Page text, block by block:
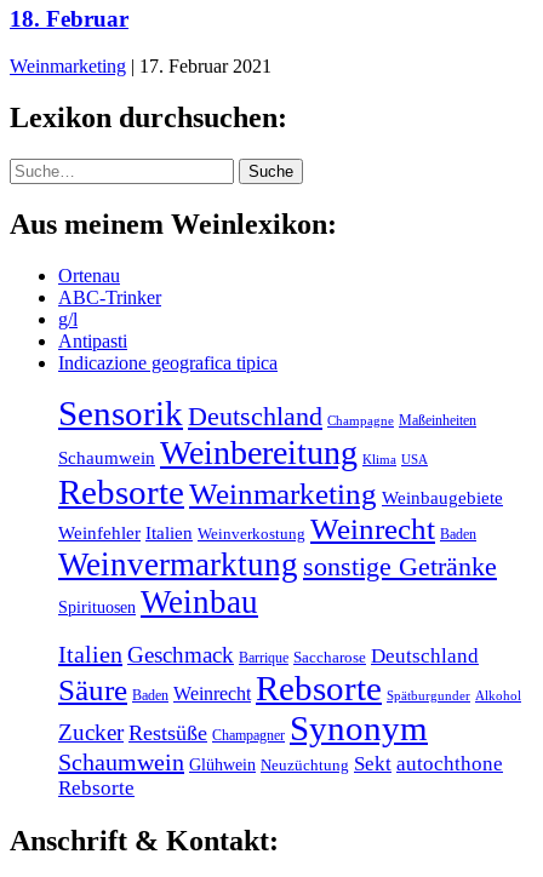
18. Februar
Weinmarketing | 17. Februar 2021
Lexikon durchsuchen:
Suche Suche
Aus meinem Weinlexikon:
Ortenau
ABC-Trinker
g/l
Antipasti
Indicazione geografica tipica
Sensorik Deutschland Champagne Maßeinheiten
Schaumwein Weinbereitung Klima USA
RebsorteWeinmarketing Weinbaugebiete
Weinfehler Italien Weinverkostung Weinrecht Baden
Weinvermarktung sonstige Getränke
Spirituosen Weinbau
Italien Geschmack Barrique Saccharose Deutschland
Säure Baden Weinrecht Rebsorte Spätburgunder Alkohol
Zucker Restsüße Champagner Synonym
Schaumwein Glühwein Neuzüchtung Sekt autochthone
Rebsorte
Anschrift & Kontakt: